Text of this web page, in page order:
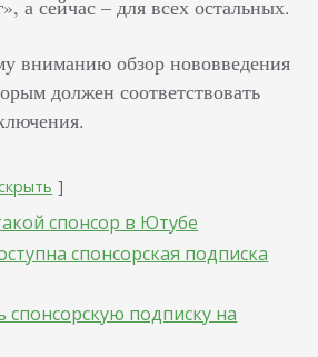
а сейчас – для всех остальных.
вниманию обзор нововведения
должен соответствовать
спонсор в Ютубе
спонсорская подписка
подписку на